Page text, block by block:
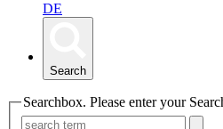
DE
Search
Searchbox. Please enter your